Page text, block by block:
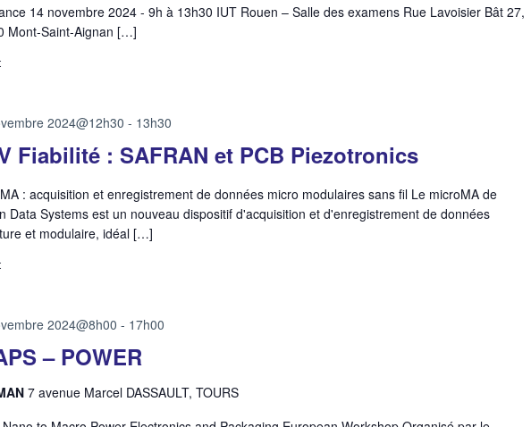
14 novembre 2024 - 9h à 13h30 IUT Rouen – Salle des examens Rue Lavoisier Bât 27,
Mont-Saint-Aignan […]
Fiabilité : SAFRAN et PCB Piezotronics
2024@12h30 - 13h30
: acquisition et enregistrement de données micro modulaires sans fil Le microMA de
Data Systems est un nouveau dispositif d'acquisition et d'enregistrement de données
et modulaire, idéal […]
– POWER
2024@8h00 - 17h00
7 avenue Marcel DASSAULT, TOURS